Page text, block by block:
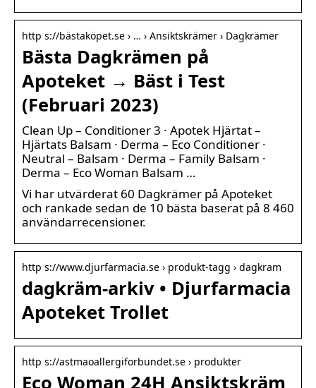
http s://bästaköpet.se › … › Ansiktskrämer › Dagkrämer
Bästa Dagkrämen på
Apoteket → Bäst i Test
(Februari 2023)
Clean Up – Conditioner 3 · Apotek Hjärtat –
Hjärtats Balsam · Derma – Eco Conditioner ·
Neutral – Balsam · Derma – Family Balsam ·
Derma – Eco Woman Balsam …
Vi har utvärderat 60 Dagkrämer på Apoteket
och rankade sedan de 10 bästa baserat på 8 460
användarrecensioner.
http s://www.djurfarmacia.se › produkt-tagg › dagkram
dagkräm-arkiv • Djurfarmacia
Apoteket Trollet
http s://astmaoallergiforbundet.se › produkter
Eco Woman 24H Ansiktskräm